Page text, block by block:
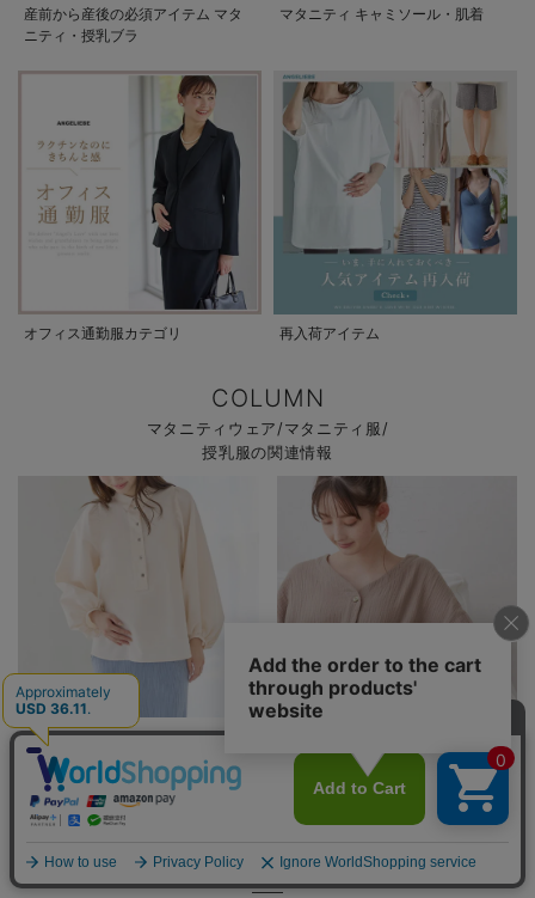
産前から産後の必須アイテム マタ
ニティ・授乳ブラ
マタニティ キャミソール・肌着
オフィス通勤服カテゴリ 再入荷アイテム
COLUMN
マタニティウェア/マタニティ服/
授乳服の関連情報
おしゃれでかわいいおすすめマタ
ニティウェア27選！サイズや着る
時期も詳しく解説
ジャマおすすめ9選｜選び方もあわ
せて解説
記事はこちら